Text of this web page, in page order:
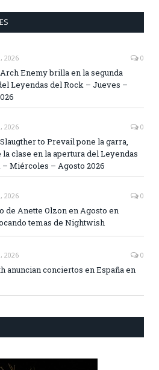
2026 0
Enemy brilla en la segunda
Leyendas del Rock – Jueves –
2026 0
to Prevail pone la garra,
la clase en la apertura del Leyendas
– Miércoles – Agosto 2026
2026 0
de Anette Olzon en Agosto en
temas de Nightwish
2026 0
anuncian conciertos en España en